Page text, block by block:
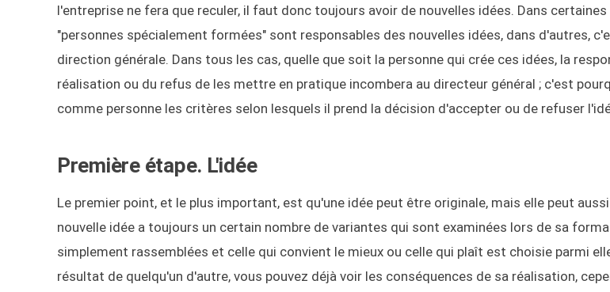
l'entreprise ne fera que reculer, il faut donc toujours avoir de nouvelles idées. Dans
"personnes spécialement formées" sont responsables des nouvelles idées, dans d'autres,
direction générale. Dans tous les cas, quelle que soit la personne qui crée ces idées, la
réalisation ou du refus de les mettre en pratique incombera au directeur général ; c'est
comme personne les critères selon lesquels il prend la décision d'accepter ou de refuser
Première étape. L'idée
Le premier point, et le plus important, est qu'une idée peut être originale, mais elle peut
nouvelle idée a toujours un certain nombre de variantes qui sont examinées lors de sa
simplement rassemblées et celle qui convient le mieux ou celle qui plaît est choisie parmi
résultat de quelqu'un d'autre, vous pouvez déjà voir les conséquences de sa réalisation,